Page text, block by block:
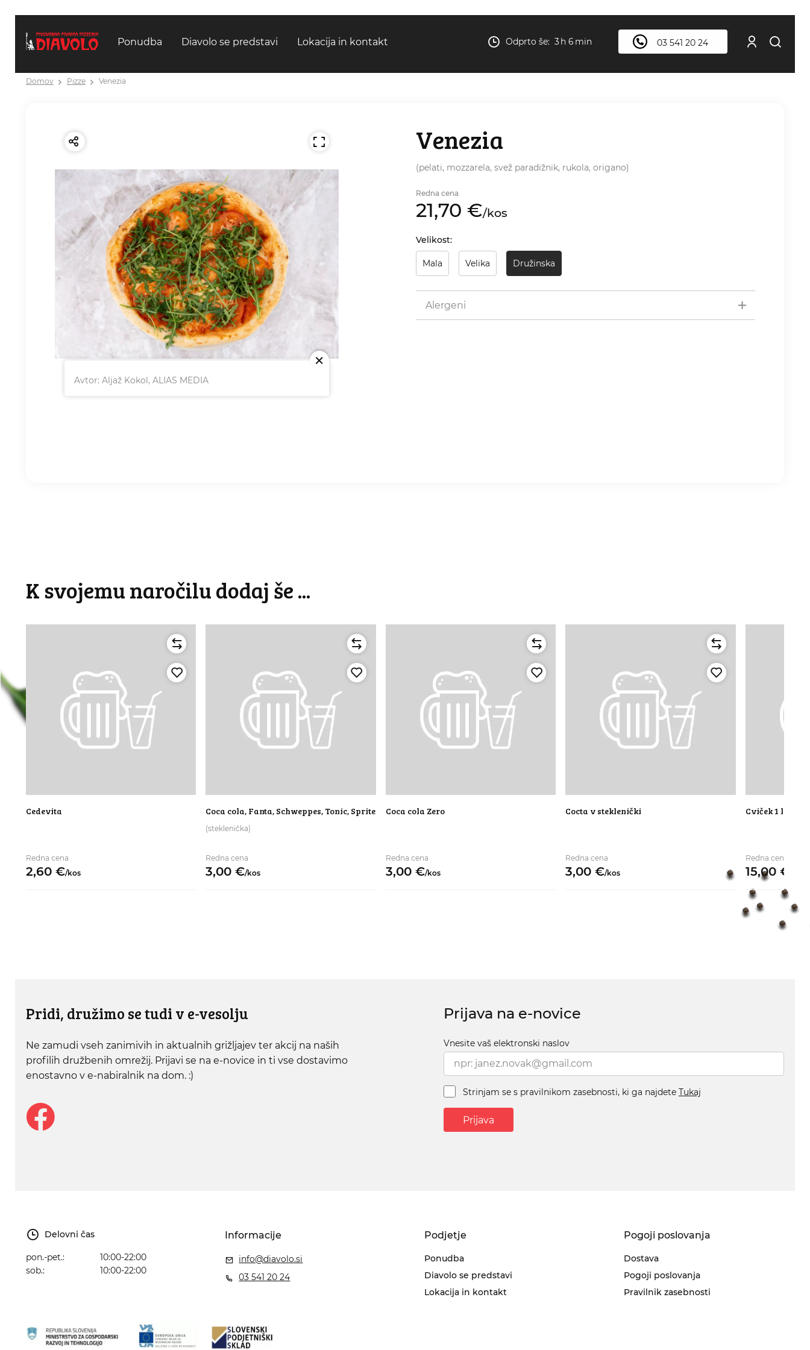
Ponudba Diavolo se predstavi Lokacija in kontakt Odprto še: 3h 6 min 03 541 20 24
Domov Pizze Venezia
Avtor: Aljaž Kokol, ALIAS MEDIA
Venezia
(pelati, mozzarela, svež paradižnik, rukola, origano)
Redna cena
21,70 €/kos
Velikost:
Mala Velika Družinska
Alergeni
K svojemu naročilu dodaj še ...
Cedevita
Redna cena
2,60 €/kos
Coca cola, Fanta, Schweppes, Tonic, Sprite
(steklenička)
Redna cena
3,00 €/kos
Coca cola Zero
Redna cena
3,00 €/kos
Cocta v steklenički
Redna cena
3,00 €/kos
Cviček 1 l
Redna cena
15,00 €
Pridi, družimo se tudi v e-vesolju
Ne zamudi vseh zanimivih in aktualnih grižljajev ter akcij na naših
profilih družbenih omrežij. Prijavi se na e-novice in ti vse dostavimo
enostavno v e-nabiralnik na dom. :)
Prijava na e-novice
Vnesite vaš elektronski naslov
Strinjam se s pravilnikom zasebnosti, ki ga najdete Tukaj
Prijava
Delovni čas
pon.-pet.:
10:00-22:00
sob.:
10:00-22:00
Informacije
info@diavolo.si
03 541 20 24
Podjetje
Ponudba
Diavolo se predstavi
Lokacija in kontakt
Pogoji poslovanja
Dostava
Pogoji poslovanja
Pravilnik zasebnosti